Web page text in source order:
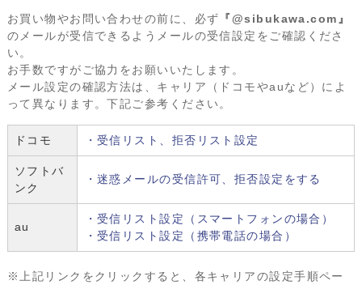
お買い物やお問い合わせの前に、必ず 『@sibukawa.com』
のメールが受信できるようメールの受信設定をご確認くださ
い。
お手数ですがご協力をお願いいたします。
メール設定の確認方法は、キャリア（ドコモやauなど）によ
って異なります。下記ご参考ください。
ドコモ ・受信リスト、拒否リスト設定
ソフトバ
ンク
・迷惑メールの受信許可、拒否設定をする
au
・受信リスト設定（スマートフォンの場合）
・受信リスト設定（携帯電話の場合）
※上記リンクをクリックすると、各キャリアの設定手順ペー